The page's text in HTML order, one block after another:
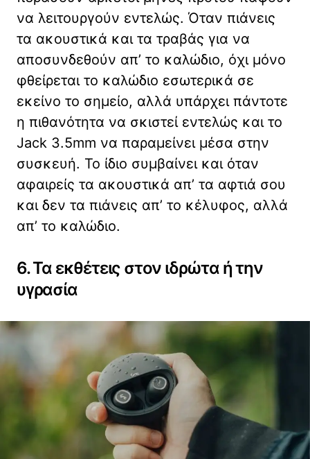
να λειτουργούν εντελώς. Όταν πιάνεις
τα ακουστικά και τα τραβάς για να
αποσυνδεθούν απ’ το καλώδιο, όχι μόνο
φθείρεται το καλώδιο εσωτερικά σε
εκείνο το σημείο, αλλά υπάρχει πάντοτε
η πιθανότητα να σκιστεί εντελώς και το
Jack 3.5mm να παραμείνει μέσα στην
συσκευή. Το ίδιο συμβαίνει και όταν
αφαιρείς τα ακουστικά απ’ τα αφτιά σου
και δεν τα πιάνεις απ’ το κέλυφος, αλλά
απ’ το καλώδιο.
6. Τα εκθέτεις στον ιδρώτα ή την
υγρασία